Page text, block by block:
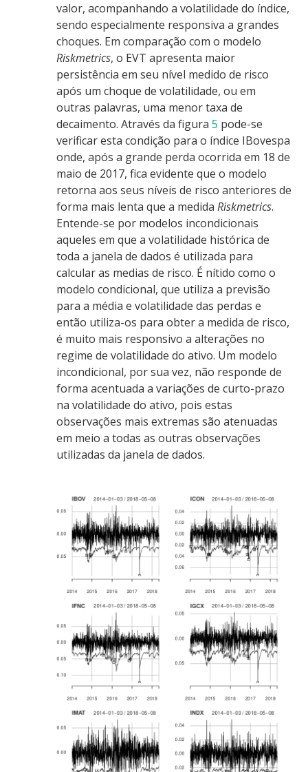
valor, acompanhando a volatilidade do índice,
sendo especialmente responsiva a grandes
choques. Em comparação com o modelo
Riskmetrics, o EVT apresenta maior
persistência em seu nível medido de risco
após um choque de volatilidade, ou em
outras palavras, uma menor taxa de
decaimento. Através da figura5 pode-se
verificar esta condição para o índice IBovespa
onde, após a grande perda ocorrida em 18 de
maio de 2017, fica evidente que o modelo
retorna aos seus níveis de risco anteriores de
forma mais lenta que a medidaRiskmetrics.
Entende-se por modelos incondicionais
aqueles em que a volatilidade histórica de
toda a janela de dados é utilizada para
calcular as medias de risco. É nítido como o
modelo condicional, que utiliza a previsão
para a média e volatilidade das perdas e
então utiliza-os para obter a medida de risco,
é muito mais responsivo a alterações no
regime de volatilidade do ativo. Um modelo
incondicional, por sua vez, não responde de
forma acentuada a variações de curto-prazo
na volatilidade do ativo, pois estas
observações mais extremas são atenuadas
em meio a todas as outras observações
utilizadas da janela de dados.